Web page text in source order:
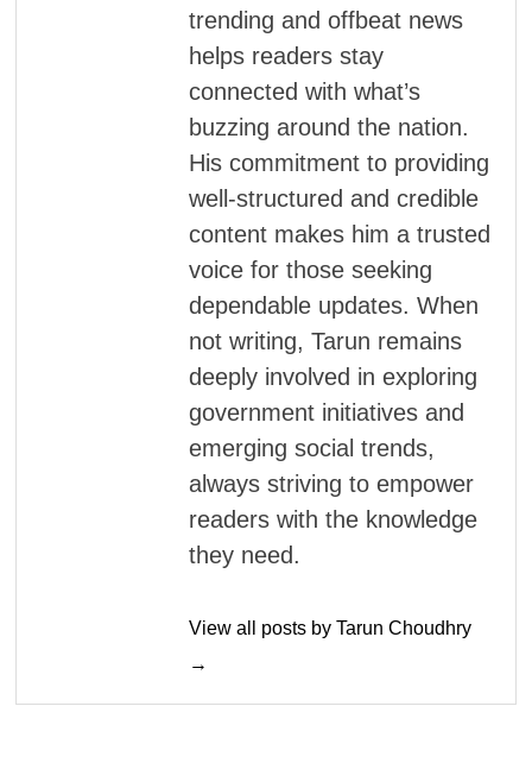
trending and offbeat news
helps readers stay
connected with what’s
buzzing around the nation.
His commitment to providing
well-structured and credible
content makes him a trusted
voice for those seeking
dependable updates. When
not writing, Tarun remains
deeply involved in exploring
government initiatives and
emerging social trends,
always striving to empower
readers with the knowledge
they need.
View all posts by Tarun Choudhry
→